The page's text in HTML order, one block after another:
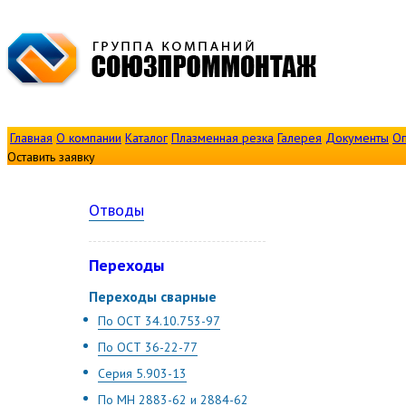
Главная О компании Каталог Плазменная резка Галерея Документы
Оставить заявку
Отводы
Переходы
Переходы сварные
По ОСТ 34.10.753-97
По ОСТ 36-22-77
Серия 5.903-13
По МН 2883-62 и 2884-62